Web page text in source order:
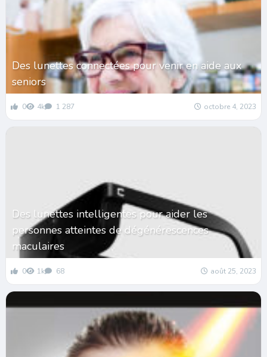
Des lunettes connectées pour venir en aide aux
seniors
0 4k 1 287 octobre 4, 2023
Des lunettes intelligentes pour aider les
personnes atteintes de dégénérescences
maculaires
0 1k 68 août 25, 2023